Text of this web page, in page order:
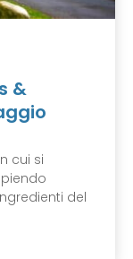
&
cui si
del